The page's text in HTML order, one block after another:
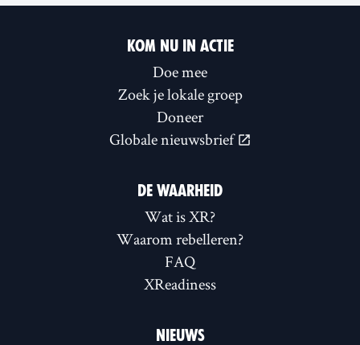
KOM NU IN ACTIE
Doe mee
Zoek je lokale groep
Doneer
Globale nieuwsbrief
DE WAARHEID
Wat is XR?
Waarom rebelleren?
FAQ
XReadiness
NIEUWS